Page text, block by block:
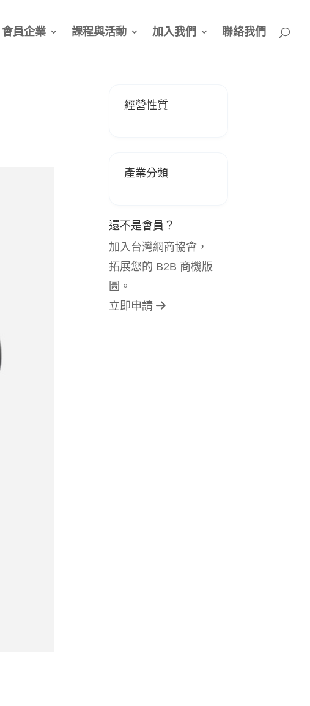
會員企業 課程與活動 加入我們 聯絡我們
經營性質
產業分類
還不是會員？
加入台灣網商協會，
拓展您的 B2B 商機版
圖。
立即申請